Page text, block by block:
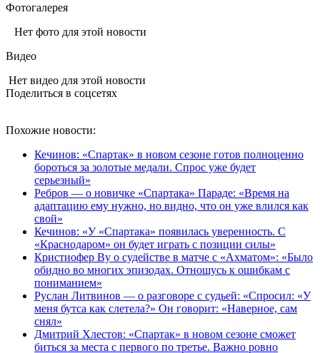
Фотогалерея
Нет фото для этой новости
Видео
Нет видео для этой новости
Поделиться в соцсетях
Похожие новости:
Кечинов: «Спартак» в новом сезоне готов полноценно
бороться за золотые медали. Спрос уже будет
серьезный»
Ребров — о новичке «Спартака» Параде: «Время на
адаптацию ему нужно, но видно, что он уже влился как
свой»
Кечинов: «У «Спартака» появилась уверенность. С
«Краснодаром» он будет играть с позиции силы»
Кристиофер Ву о судействе в матче с «Ахматом»: «Было
обидно во многих эпизодах. Отношусь к ошибкам с
пониманием»
Руслан Литвинов — о разговоре с судьей: «Спросил: «У
меня бутса как слетела?» Он говорит: «Наверное, сам
снял»
Дмитрий Хлестов: «Спартак» в новом сезоне сможет
биться за места с первого по третье. Важно ровно